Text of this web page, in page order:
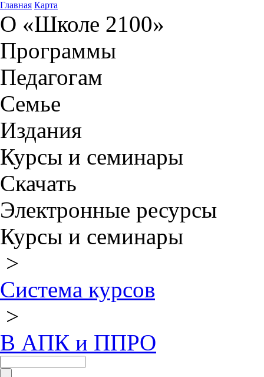
Главная Карта
О «Школе 2100»
Программы
Педагогам
Семье
Издания
Курсы и семинары
Скачать
Электронные ресурсы
Курсы и семинары
>
Система курсов
>
В АПК и ППРО